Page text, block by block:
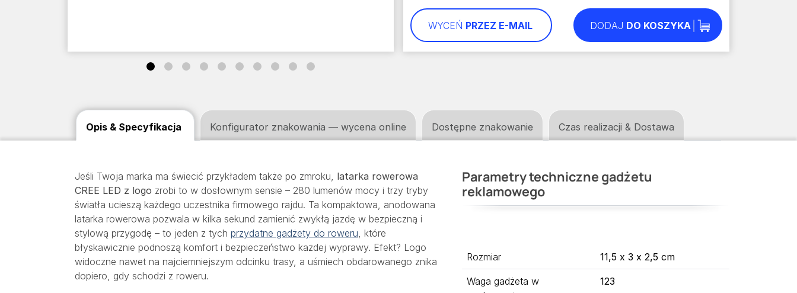
Jeśli Twoja marka ma świecić przykładem także po zmroku, latarka rowerowa
CREE LED z logo zrobi to w dosłownym sensie – 280 lumenów mocy i trzy tryby
światła ucieszą każdego uczestnika firmowego rajdu. Ta kompaktowa, anodowana
latarka rowerowa pozwala w kilka sekund zamienić zwykłą jazdę w bezpieczną i
stylową przygodę – to jeden z tych przydatne gadżety do roweru, które
błyskawicznie podnoszą komfort i bezpieczeństwo każdej wyprawy. Efekt? Logo
widoczne nawet na najciemniejszym odcinku trasy, a uśmiech obdarowanego znika
dopiero, gdy schodzi z roweru.
Parametry techniczne gadżetu
reklamowego
Rozmiar 11,5 x 3 x 2,5 cm
Waga gadżeta w
123
Opis & Specyfikacja Konfigurator znakowania — wycena online Dostępne znakowanie Czas realizacji & Dostawa
WYCEŃ PRZEZ E-MAIL DODAJ DO KOSZYKA